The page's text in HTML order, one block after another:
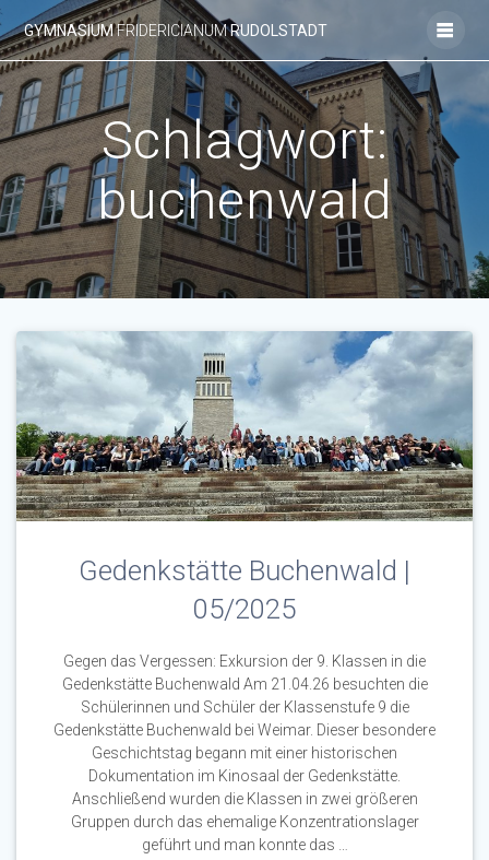
Inhalt
springen
GYMNASIUMFRIDERICIANUMRUDOLSTADT
Schlagwort:
buchenwald
Gedenkstätte Buchenwald |
05/2025
Gegen das Vergessen: Exkursion der 9. Klassen in die
Gedenkstätte Buchenwald Am 21.04.26 besuchten die
Schülerinnen und Schüler der Klassenstufe 9 die
Gedenkstätte Buchenwald bei Weimar. Dieser besondere
Geschichtstag begann mit einer historischen
Dokumentation im Kinosaal der Gedenkstätte.
Anschließend wurden die Klassen in zwei größeren
Gruppen durch das ehemalige Konzentrationslager
geführt und man konnte das …